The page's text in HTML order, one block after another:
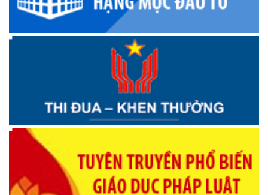
MỚI
Kết quả sau 3 năm thực hiện Kế hoạch số 103 của UBND
huyện Krông Ana
PHÓNG SỰ 20 NĂM CÔNG TÁC KẾT NGHĨA
PHÓNG SỰ 43 NĂM THÀNH LẬP HUYỆN
Quy hoạch vùng huyện Krông Ana, tỉnh Đắk Lắk đến năm
2030, tầm nhìn đến năm 2050
Chiều Krông Ana Em Hát
Thông điệp truyền hình nCoV
Đua thuyền truyền thống Krông Ana - Đắk Lắk
Đua thuyền truyền thống Krông Ana
KRÔNG ANA YÊU THƯƠNG